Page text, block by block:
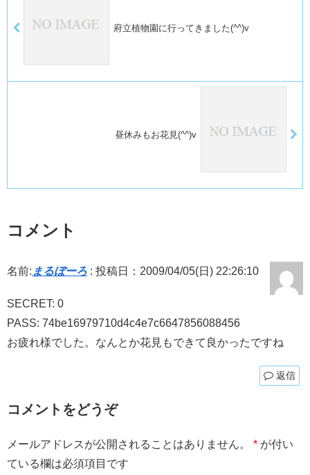
府立植物園に行ってきました(^^)v
昼休みもお花見(^^)v
コメント
名前: まるぼーろ : 投稿日：2009/04/05(日) 22:26:10
SECRET: 0
PASS: 74be16979710d4c4e7c6647856088456
お疲れ様でした。なんとか花見もできて良かったですね
返信
コメントをどうぞ
メールアドレスが公開されることはありません。 * が付い
ている欄は必須項目です